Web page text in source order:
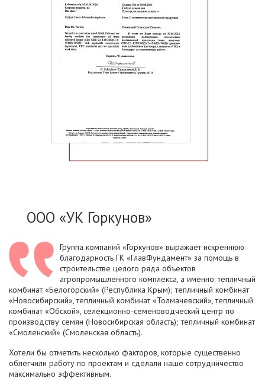
ООО «УК Горкунов»
Группа компаний «Горкунов» выражает искреннюю
благодарность ГК «ГлавФундамент» за помощь в
строительстве целого ряда объектов
агропромышленного комплекса, а именно: тепличный
комбинат «Белогорский» (Республика Крым); тепличный комбинат
«Новосибирский», тепличный комбинат «Толмачевский», тепличный
комбинат «Обской», селекционно-семеноводческий центр по
производству семян (Новосибирская область); тепличный комбинат
«Смоленский» (Смоленская область).
Хотели бы отметить несколько факторов, которые существенно
облегчили работу по проектам и сделали наше сотрудничество
максимально эффективным.